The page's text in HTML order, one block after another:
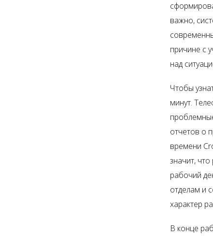
важно,
причине с
над
Чтобы
минут.
отчетов о
времени
значит,
рабочий
отделам и
характер
В конце